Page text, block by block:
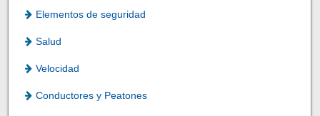
Elementos de seguridad
Salud
Velocidad
Conductores y Peatones